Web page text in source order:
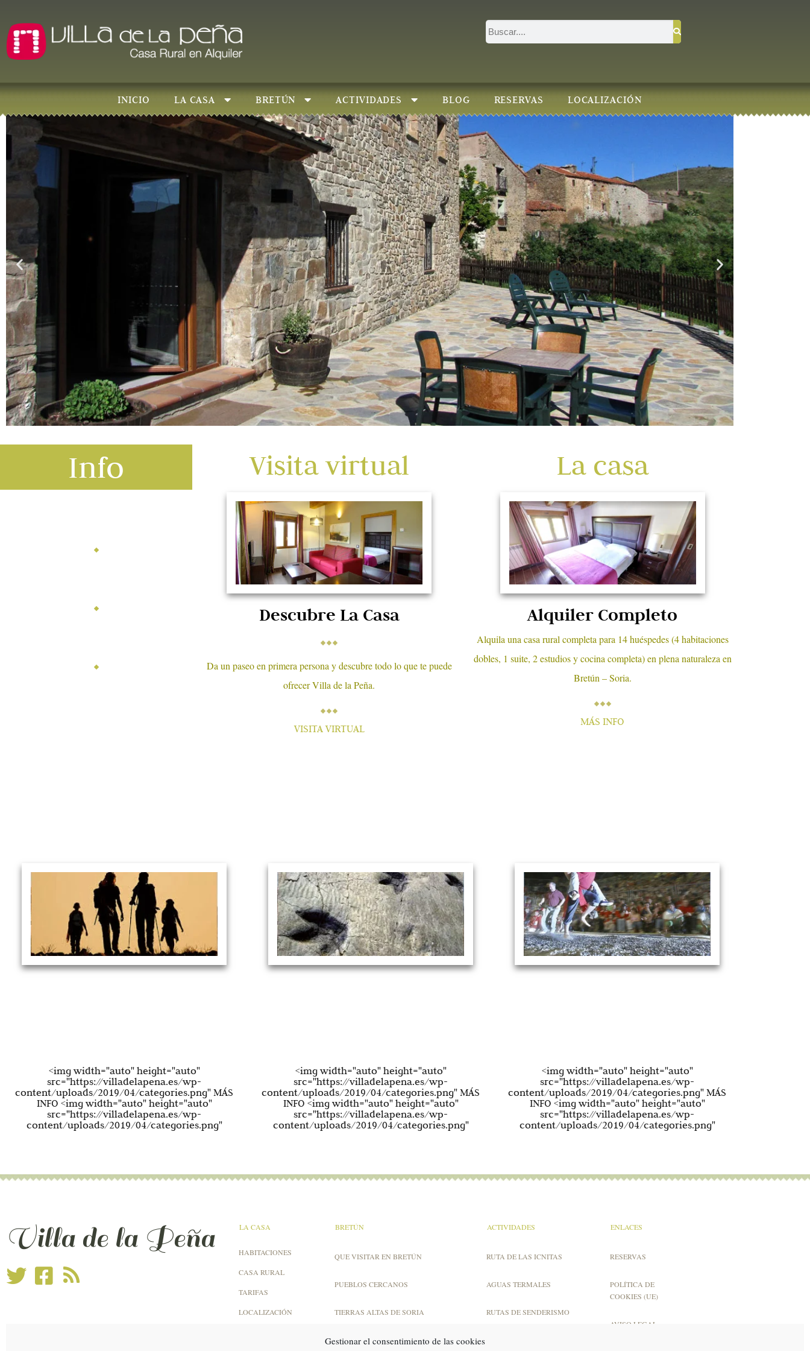
Gestionar el consentimiento de las cookies
INICIO LA CASA BRETÚN ACTIVIDADES BLOG RESERVAS LOCALIZACIÓN
Info Visita virtual
Descubre La Casa
Da un paseo en primera persona y descubre todo lo que te puede
ofrecer Villa de la Peña.
VISITA VIRTUAL
La casa
Alquiler Completo
Alquila una casa rural completa para 14 huéspedes (4 habitaciones
dobles, 1 suite, 2 estudios y cocina completa) en plena naturaleza en
Bretún – Soria.
MÁS INFO
<img width="auto" height="auto"
src="https://villadelapena.es/wp-
content/uploads/2019/04/categories.png" MÁS
INFO <img width="auto" height="auto"
src="https://villadelapena.es/wp-
content/uploads/2019/04/categories.png"
<img width="auto" height="auto"
src="https://villadelapena.es/wp-
content/uploads/2019/04/categories.png" MÁS
INFO <img width="auto" height="auto"
src="https://villadelapena.es/wp-
content/uploads/2019/04/categories.png"
<img width="auto" height="auto"
src="https://villadelapena.es/wp-
content/uploads/2019/04/categories.png" MÁS
INFO <img width="auto" height="auto"
src="https://villadelapena.es/wp-
content/uploads/2019/04/categories.png"
Villa de la Peña LA CASA
HABITACIONES
CASA RURAL
TARIFAS
LOCALIZACIÓN
BRETÚN
QUE VISITAR EN BRETÚN
PUEBLOS CERCANOS
TIERRAS ALTAS DE SORIA
ACTIVIDADES
RUTA DE LAS ICNITAS
AGUAS TERMALES
RUTAS DE SENDERISMO
ENLACES
RESERVAS
POLÍTICA DE
COOKIES (UE)
AVISO LEGAL